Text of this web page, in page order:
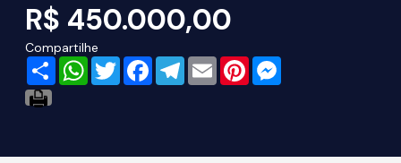
R$ 450.000,00
Compartilhe
Share WhatsApp
TwitterFacebookTelegram
Email Pinterest